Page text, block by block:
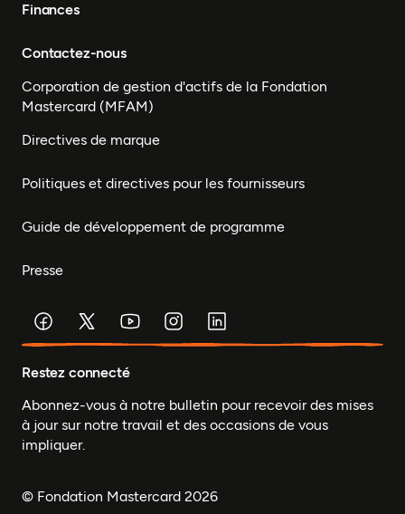
Finances
Contactez-nous
Corporation de gestion d'actifs de la Fondation
Mastercard (MFAM)
Directives de marque
Politiques et directives pour les fournisseurs
Guide de développement de programme
Presse
Restez connecté
Abonnez-vous à notre bulletin pour recevoir des mises
à jour sur notre travail et des occasions de vous
impliquer.
© Fondation Mastercard 2026